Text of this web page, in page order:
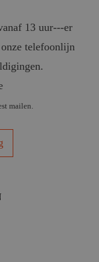
13 uur---er
telefoonlijn
mailen.